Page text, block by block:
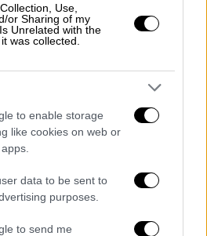
Use,
or Sharing of my
Unrelated with the
was collected.
to enable storage
like cookies on web or
data to be sent to
purposes.
to send me
Πελετίδη:
δηλώσεις του για το
ζήσει το Μάτι»
του δημάρχου